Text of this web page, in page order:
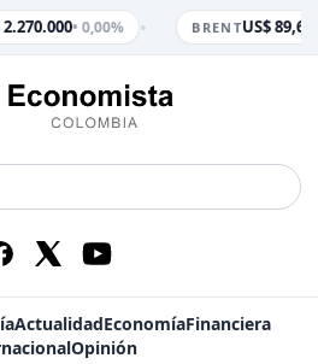
• 0,00% BRENTUS$ 89,65
ActualidadEconomíaFinanciera
Opinión